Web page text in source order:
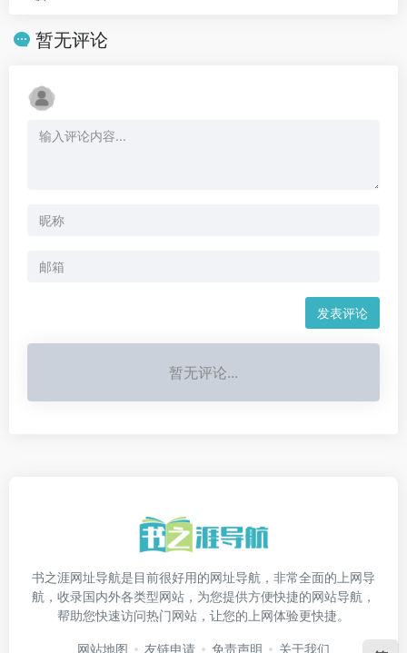
暂无评论
发表评论
暂无评论...
书之涯网址导航是目前很好用的网址导航，非常全面的上网导
航，收录国内外各类型网站，为您提供方便快捷的网站导航，
帮助您快速访问热门网站，让您的上网体验更快捷。
网站地图 友链申请 免责声明 关于我们